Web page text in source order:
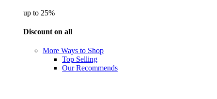
up to 25%
Discount on all
More Ways to Shop
Top Selling
Our Recommends